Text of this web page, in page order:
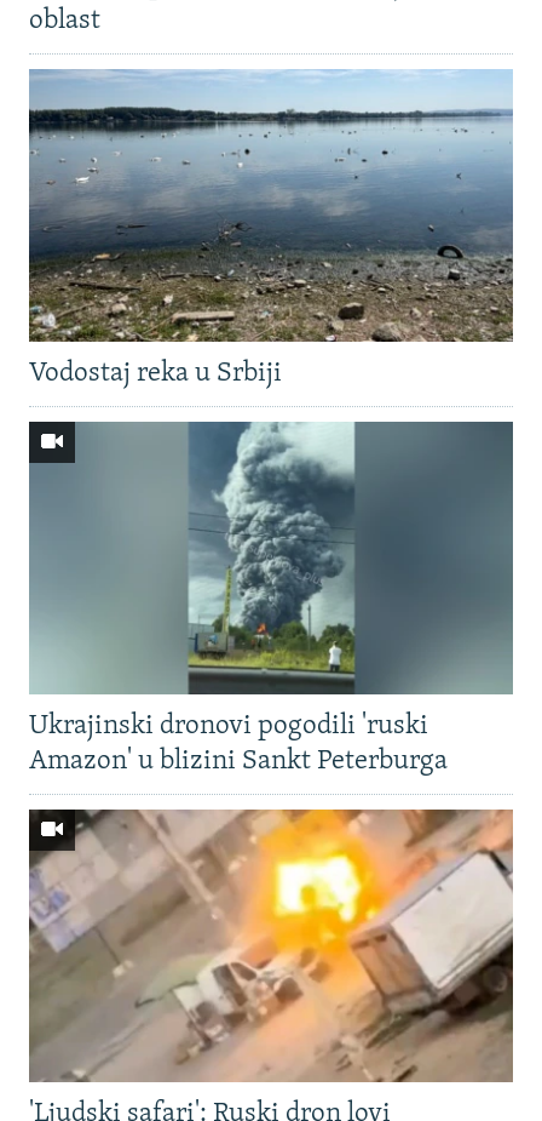
oblast
Vodostaj reka u Srbiji
Ukrajinski dronovi pogodili 'ruski
Amazon' u blizini Sankt Peterburga
'Ljudski safari': Ruski dron lovi